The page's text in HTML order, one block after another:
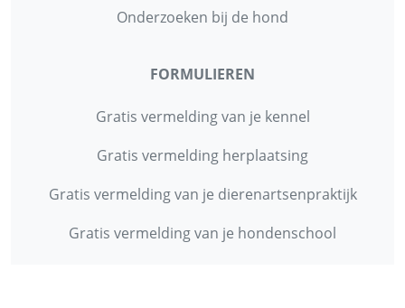
Onderzoeken bij de hond
FORMULIEREN
Gratis vermelding van je kennel
Gratis vermelding herplaatsing
Gratis vermelding van je dierenartsenpraktijk
Gratis vermelding van je hondenschool